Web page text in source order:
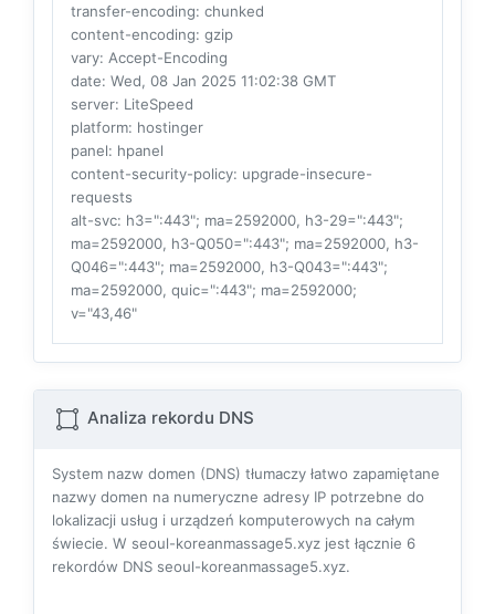
transfer-encoding: chunked
content-encoding: gzip
vary: Accept-Encoding
date: Wed, 08 Jan 2025 11:02:38 GMT
server: LiteSpeed
platform: hostinger
panel: hpanel
content-security-policy: upgrade-insecure-
requests
alt-svc: h3=":443"; ma=2592000, h3-29=":443";
ma=2592000, h3-Q050=":443"; ma=2592000, h3-
Q046=":443"; ma=2592000, h3-Q043=":443";
ma=2592000, quic=":443"; ma=2592000;
v="43,46"
Analiza rekordu DNS
System nazw domen (DNS) tłumaczy łatwo zapamiętane
nazwy domen na numeryczne adresy IP potrzebne do
lokalizacji usług i urządzeń komputerowych na całym
świecie. W seoul-koreanmassage5.xyz jest łącznie 6
rekordów DNS seoul-koreanmassage5.xyz.